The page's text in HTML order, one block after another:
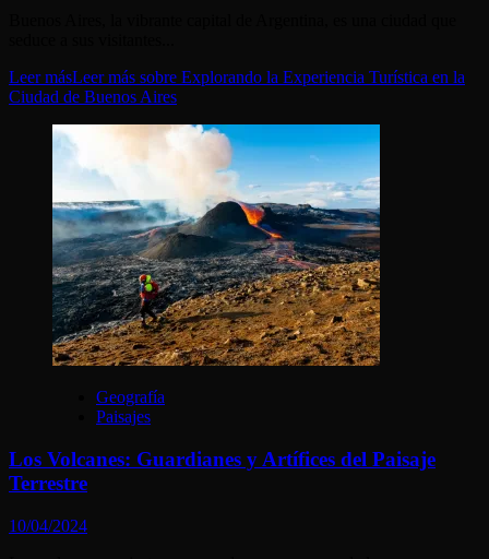
Leer másLeer más sobre Explorando la Experiencia Turística en la
Ciudad de Buenos Aires
Geografía
Paisajes
Los Volcanes: Guardianes y Artífices del Paisaje
Terrestre
10/04/2024